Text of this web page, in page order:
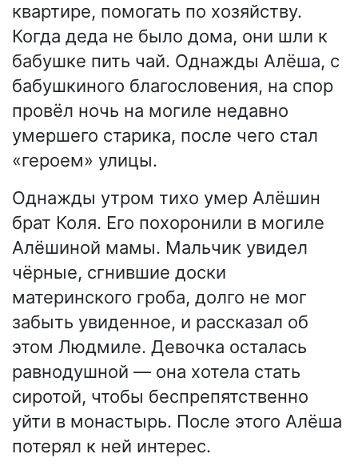
квартире, помогать по хозяйству.
Когда деда не было дома, они шли к
бабушке пить чай. Однажды Алёша, с
бабушкиного благословения, на спор
провёл ночь на могиле недавно
умершего старика, после чего стал
«героем» улицы.
Однажды утром тихо умер Алёшин
брат Коля. Его похоронили в могиле
Алёшиной мамы. Мальчик увидел
чёрные, сгнившие доски
материнского гроба, долго не мог
забыть увиденное, и рассказал об
этом Людмиле. Девочка осталась
равнодушной — она хотела стать
сиротой, чтобы беспрепятственно
уйти в монастырь. После этого Алёша
потерял к ней интерес.